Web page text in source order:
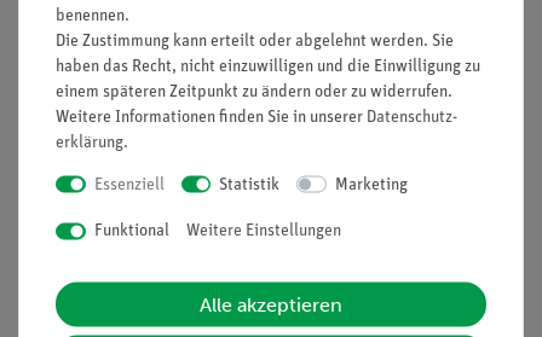
durch Schlitze vermindert die Ausbildung der Wirbelströme.
Vorteile
Anschauliche Demonstration dank großer Geräte
Einfacher und stabiler Aufbau
Lieferumfang
Media / Downloads
benennen.
Die Zustimmung kann erteilt oder abgelehnt werden. Sie
haben das Recht, nicht einzuwilligen und die Einwilligung zu
einem späteren Zeitpunkt zu ändern oder zu widerrufen.
Weitere Informationen finden Sie in unserer Daten­schutz­
erklärung.
Essenziell Statistik Marketing
Funktional Weitere Einstellungen
Alle akzeptieren